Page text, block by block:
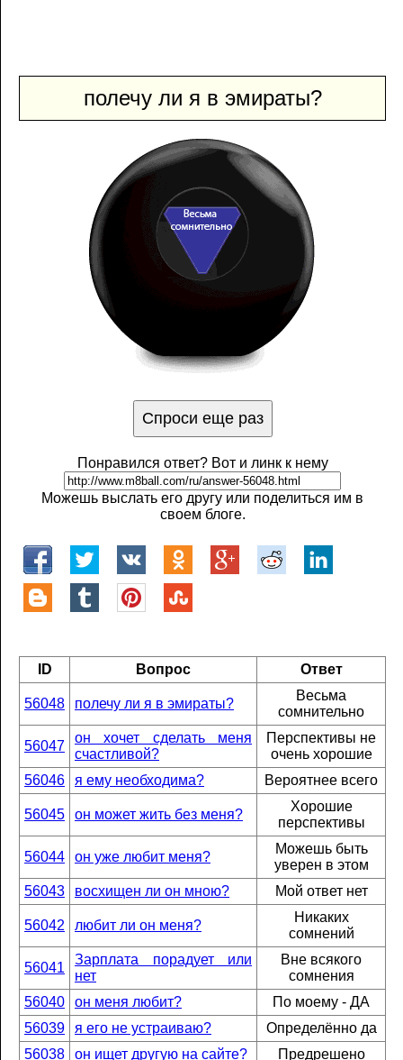
полечу ли я в эмираты?
Понравился ответ? Вот и линк к нему
Можешь выслать его другу или поделиться им в
своем блоге.
ID Вопрос Ответ
56048 полечу ли я в эмираты?
Весьма
сомнительно
56047
он хочет сделать меня
счастливой?
Перспективы не
очень хорошие
56046
я ему необходима? Вероятнее всего
56045 он может жить без меня?
Хорошие
перспективы
56044 он уже любит меня?
Можешь быть
уверен в этом
56043
восхищен ли он мною? Мой ответ нет
56042 любит ли он меня?
Никаких
сомнений
56041
Зарплата порадует или
нет
Вне всякого
сомнения
56040
он меня любит?
По моему - ДА
56039
я его не устраиваю?
Определённо да
56038
он ищет другую на сайте? Предрешено